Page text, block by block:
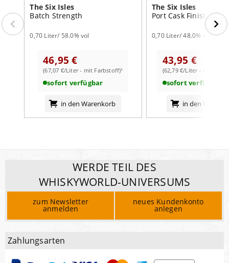
The Six Isles
Batch Strength
0,70 Liter/ 58.0% vol
46,95 €
(67,07 €/Liter - mit Farbstoff)¹
sofort verfügbar
in den Warenkorb
The Six Isles
Port Cask Finish
0,70 Liter/ 48.0% vol
43,95 €
(62,79 €/Liter - ohne
sofort verfügbar
in den
WERDE TEIL DES
WHISKYWORLD-UNIVERSUMS
zum Newsletter
anmelden
neues Kundenkonto
anlegen
Zahlungsarten